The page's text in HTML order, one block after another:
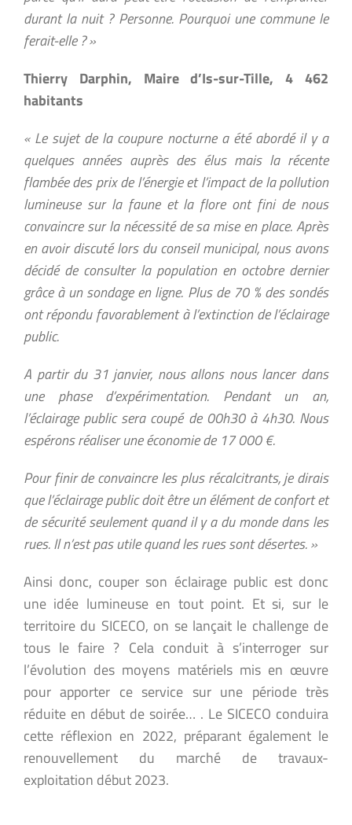
durant la nuit ? Personne. Pourquoi une commune le
ferait-elle ? »
Thierry Darphin, Maire d’Is-sur-Tille, 4 462
habitants
« Le sujet de la coupure nocturne a été abordé il y a
quelques années auprès des élus mais la récente
flambée des prix de l’énergie et l’impact de la pollution
lumineuse sur la faune et la flore ont fini de nous
convaincre sur la nécessité de sa mise en place. Après
en avoir discuté lors du conseil municipal, nous avons
décidé de consulter la population en octobre dernier
grâce à un sondage en ligne. Plus de 70 % des sondés
ont répondu favorablement à l’extinction de l’éclairage
public.
A partir du 31 janvier, nous allons nous lancer dans
une phase d’expérimentation. Pendant un an,
l’éclairage public sera coupé de 00h30 à 4h30. Nous
espérons réaliser une économie de 17 000 €.
Pour finir de convaincre les plus récalcitrants, je dirais
que l’éclairage public doit être un élément de confort et
de sécurité seulement quand il y a du monde dans les
rues. Il n’est pas utile quand les rues sont désertes. »
Ainsi donc, couper son éclairage public est donc
une idée lumineuse en tout point. Et si, sur le
territoire du SICECO, on se lançait le challenge de
tous le faire ? Cela conduit à s’interroger sur
l’évolution des moyens matériels mis en œuvre
pour apporter ce service sur une période très
réduite en début de soirée… . Le SICECO conduira
cette réflexion en 2022, préparant également le
renouvellement du marché de travaux-
exploitation début 2023.